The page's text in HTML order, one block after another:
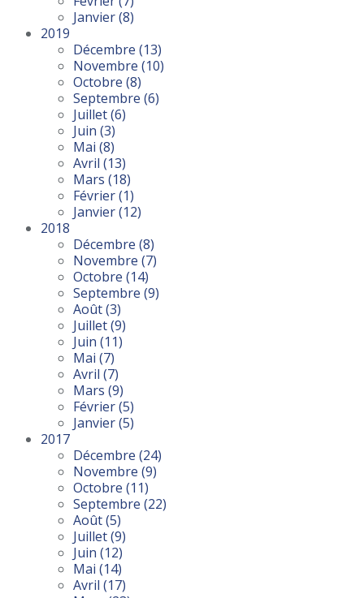
Janvier(8)
2019
Décembre (13)
Novembre (10)
Octobre (8)
Septembre (6)
Juillet(6)
Juin (3)
Mai (8)
Avril (13)
Mars (18)
Février(1)
Janvier(12)
2018
Décembre (8)
Novembre (7)
Octobre (14)
Septembre (9)
Août(3)
Juillet(9)
Juin (11)
Mai (7)
Avril (7)
Mars (9)
Février(5)
Janvier(5)
2017
Décembre (24)
Novembre (9)
Octobre (11)
Septembre (22)
Août(5)
Juillet(9)
Juin (12)
Mai (14)
Avril (17)